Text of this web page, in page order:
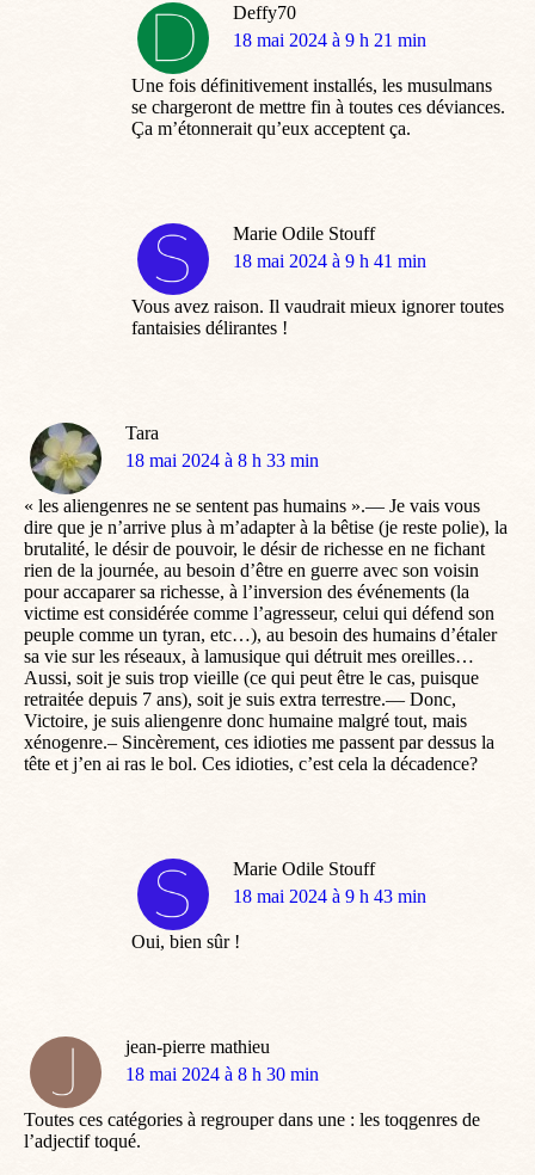
Deffy70
dit
18 mai 2024 à 9 h 21 min
Une fois définitivement installés, les musulmans
se chargeront de mettre fin à toutes ces déviances.
Ça m’étonnerait qu’eux acceptent ça.
Marie Odile Stouff
dit
18 mai 2024 à 9 h 41 min
Vous avez raison. Il vaudrait mieux ignorer toutes
fantaisies délirantes !
Tara
dit
18 mai 2024 à 8 h 33 min
« les aliengenres ne se sentent pas humains ».— Je vais vous
dire que je n’arrive plus à m’adapter à la bêtise (je reste polie), la
brutalité, le désir de pouvoir, le désir de richesse en ne fichant
rien de la journée, au besoin d’être en guerre avec son voisin
pour accaparer sa richesse, à l’inversion des événements (la
victime est considérée comme l’agresseur, celui qui défend son
peuple comme un tyran, etc…), au besoin des humains d’étaler
sa vie sur les réseaux, à lamusique qui détruit mes oreilles…
Aussi, soit je suis trop vieille (ce qui peut être le cas, puisque
retraitée depuis 7 ans), soit je suis extra terrestre.— Donc,
Victoire, je suis aliengenre donc humaine malgré tout, mais
xénogenre.– Sincèrement, ces idioties me passent par dessus la
tête et j’en ai ras le bol. Ces idioties, c’est cela la décadence?
Marie Odile Stouff
dit
18 mai 2024 à 9 h 43 min
Oui, bien sûr !
jean-pierre mathieu
dit
18 mai 2024 à 8 h 30 min
Toutes ces catégories à regrouper dans une : les toqgenres de
l’adjectif toqué.